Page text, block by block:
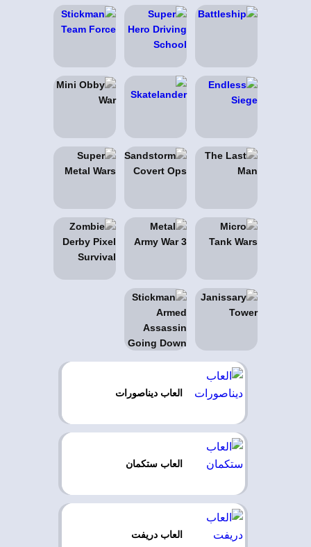
العاب ديناصورات
العاب ستكمان
العاب دريفت